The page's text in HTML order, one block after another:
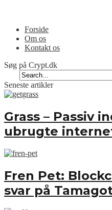
Forside
Om os
Kontakt os
Søg på Crypt.dk
Seneste artikler
Grass – Passiv
ubrugte
Fren Pet:
svar på